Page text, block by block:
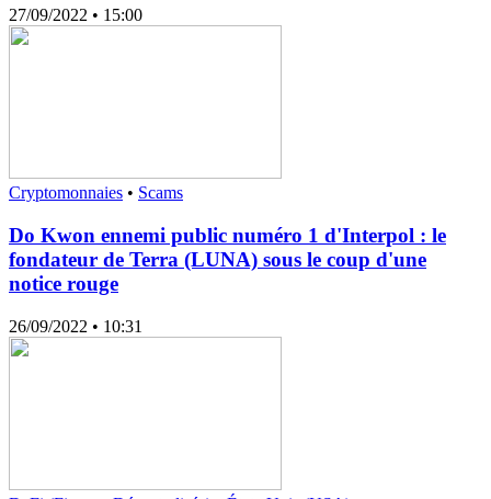
27/09/2022 • 15:00
Cryptomonnaies • Scams
Do Kwon ennemi public numéro 1 d'Interpol : le
fondateur de Terra (LUNA) sous le coup d'une
notice rouge
26/09/2022 • 10:31